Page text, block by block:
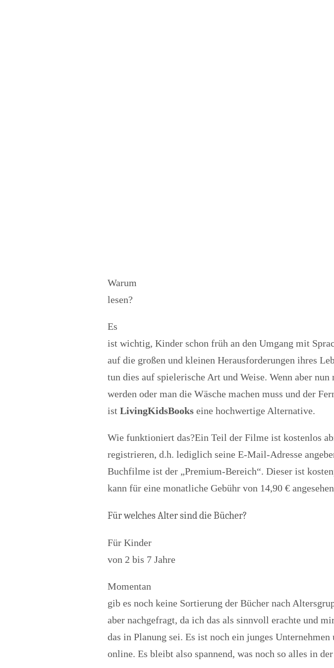
Warum
lesen?
Es
ist wichtig, Kinder schon früh an den Umgang mit
auf die großen und kleinen Herausforderungen ihres
tun dies auf spielerische Art und Weise. Wenn aber nun
werden oder man die Wäsche machen muss und der
ist LivingKidsBooks eine hochwertige Alternative.
Wie funktioniert das?Ein Teil der Filme ist kostenlos
registrieren, d.h. lediglich seine E-Mail-Adresse
Buchfilme ist der „Premium-Bereich“. Dieser ist
kann für eine monatliche Gebühr von 14,90 €
Für welches Alter sind die Bücher?
Für Kinder
von 2 bis 7 Jahre
Momentan
gib es noch keine Sortierung der Bücher nach
aber nachgefragt, da ich das als sinnvoll erachte und
das in Planung sei. Es ist noch ein junges Unternehmen
online. Es bleibt also spannend, was noch so alles in